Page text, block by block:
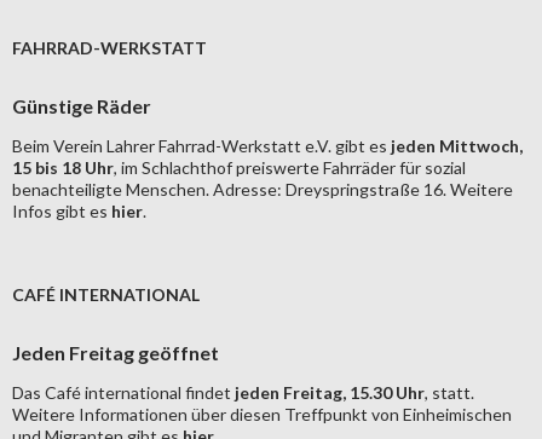
FAHRRAD-WERKSTATT
Günstige Räder
Beim Verein Lahrer Fahrrad-Werkstatt e.V. gibt es jeden Mittwoch,
15 bis 18 Uhr, im Schlachthof preiswerte Fahrräder für sozial
benachteiligte Menschen. Adresse: Dreyspringstraße 16. Weitere
Infos gibt es hier.
CAFÉ INTERNATIONAL
Jeden Freitag geöffnet
Das Café international findet jeden Freitag, 15.30 Uhr, statt.
Weitere Informationen über diesen Treffpunkt von Einheimischen